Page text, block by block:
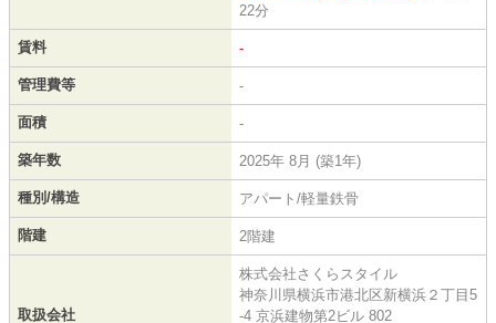
22分
賃料 -
管理費等 -
面積 -
築年数 2025年 8月 (築1年)
種別/構造 アパート/軽量鉄骨
階建 2階建
取扱会社
株式会社さくらスタイル
神奈川県横浜市港北区新横浜２丁目5
-4 京浜建物第2ビル 802